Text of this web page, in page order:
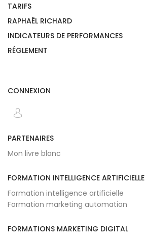
TARIFS
RAPHAËL RICHARD
INDICATEURS DE PERFORMANCES
RÉGLEMENT
CONNEXION
PARTENAIRES
Mon livre blanc
FORMATION INTELLIGENCE ARTIFICIELLE
Formation intelligence artificielle
Formation marketing automation
FORMATIONS MARKETING DIGITAL